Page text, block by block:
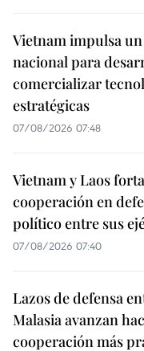
Vietnam impulsa
nacional para
comercializar
estratégicas
07/08/2026 07:48
Vietnam y Laos
cooperación en
político entre sus
07/08/2026 07:40
Lazos de defensa
Malasia avanzan
cooperación más